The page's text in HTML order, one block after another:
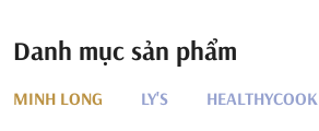
Danh mục sản phẩm
MINH LONG LY'S HEALTHYCOOK